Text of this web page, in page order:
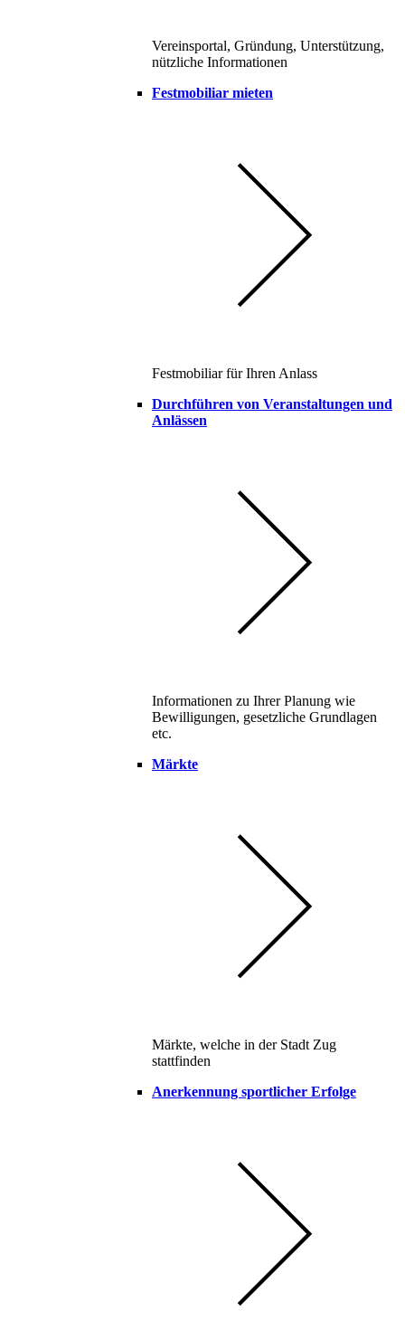
Vereinsportal, Gründung, Unterstützung,
nützliche Informationen
Festmobiliar mieten
Festmobiliar für Ihren Anlass
Durchführen von Veranstaltungen und
Anlässen
Informationen zu Ihrer Planung wie
Bewilligungen, gesetzliche Grundlagen
etc.
Märkte
Märkte, welche in der Stadt Zug
stattfinden
Anerkennung sportlicher Erfolge